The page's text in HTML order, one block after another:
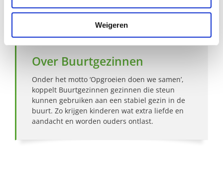
Weigeren
Bekijk andere zoekprofielen
Over Buurtgezinnen
Onder het motto ‘Opgroeien doen we samen’,
koppelt Buurtgezinnen gezinnen die steun
kunnen gebruiken aan een stabiel gezin in de
buurt. Zo krijgen kinderen wat extra liefde en
aandacht en worden ouders ontlast.